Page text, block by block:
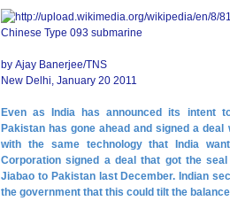
Chinese Type 093 submarine
by Ajay Banerjee/TNS
New Delhi, January 20 2011
Even as India has announced its intent
Pakistan has gone ahead and signed a
with the same technology that India
Corporation signed a deal that got the
Jiabao to Pakistan last December. Indian
the government that this could tilt the